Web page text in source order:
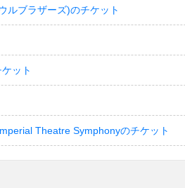
ルブラザーズ)のチケット
ット
Theatre Symphonyのチケット